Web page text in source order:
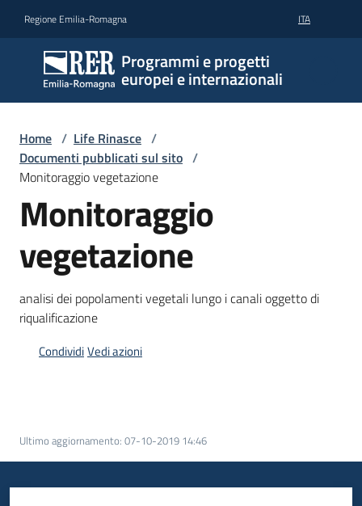
Regione Emilia-Romagna ITA
Programmi e progetti
europei e internazionali
Home / Life Rinasce /
Documenti pubblicati sul sito /
Monitoraggio vegetazione
Monitoraggio
vegetazione
analisi dei popolamenti vegetali lungo i canali oggetto di
riqualificazione
CondividiVedi azioni
Ultimo aggiornamento: 07-10-2019 14:46